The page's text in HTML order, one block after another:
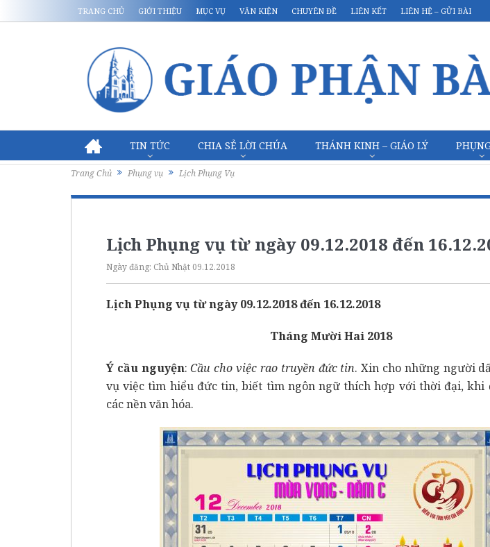
TRANG CHỦ GIỚI THIỆU MỤC VỤ VĂN KIỆN CHUYÊN ĐỀ LIÊN KẾT LIÊN HỆ – GỬI BÀI
TIN TỨC CHIA SẺ LỜI CHÚA THÁNH KINH – GIÁO LÝ
Trang Chủ Phụng vụ Lịch Phụng Vụ
Lịch Phụng vụ từ ngày 09.12.2018 đến
Ngày đăng: Chủ Nhật 09.12.2018
Lịch Phụng vụ từ ngày 09.12.2018 đến 16.12.2018
Tháng Mười Hai 2018
Ý cầu nguyện:Cầu cho việc rao truyền đức tin. Xin cho những người
vụ việc tìm hiểu đức tin, biết tìm ngôn ngữ thích hợp với thời đại, khi
các nền văn hóa.